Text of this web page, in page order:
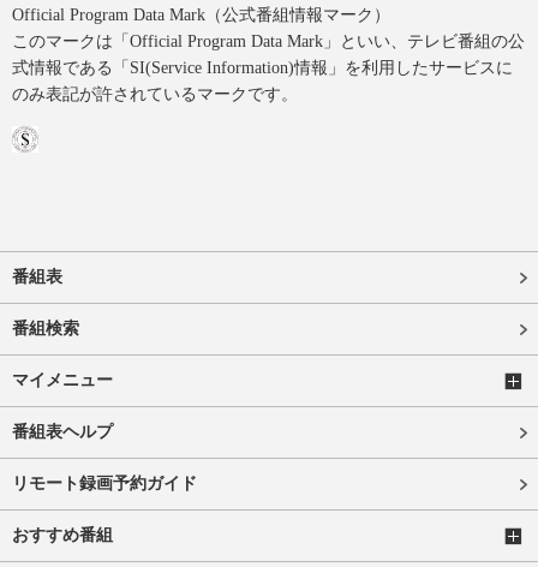
Official Program Data Mark（公式番組情報マーク）
このマークは「Official Program Data Mark」といい、テレビ番組の公
式情報である「SI(Service Information)情報」を利用したサービスに
のみ表記が許されているマークです。
番組表
番組検索
マイメニュー
番組表ヘルプ
リモート録画予約ガイド
おすすめ番組